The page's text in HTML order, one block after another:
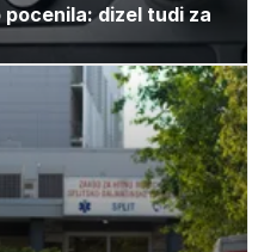
dizel tudi za